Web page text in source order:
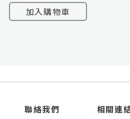
加入購物車
聯絡我們 相關連